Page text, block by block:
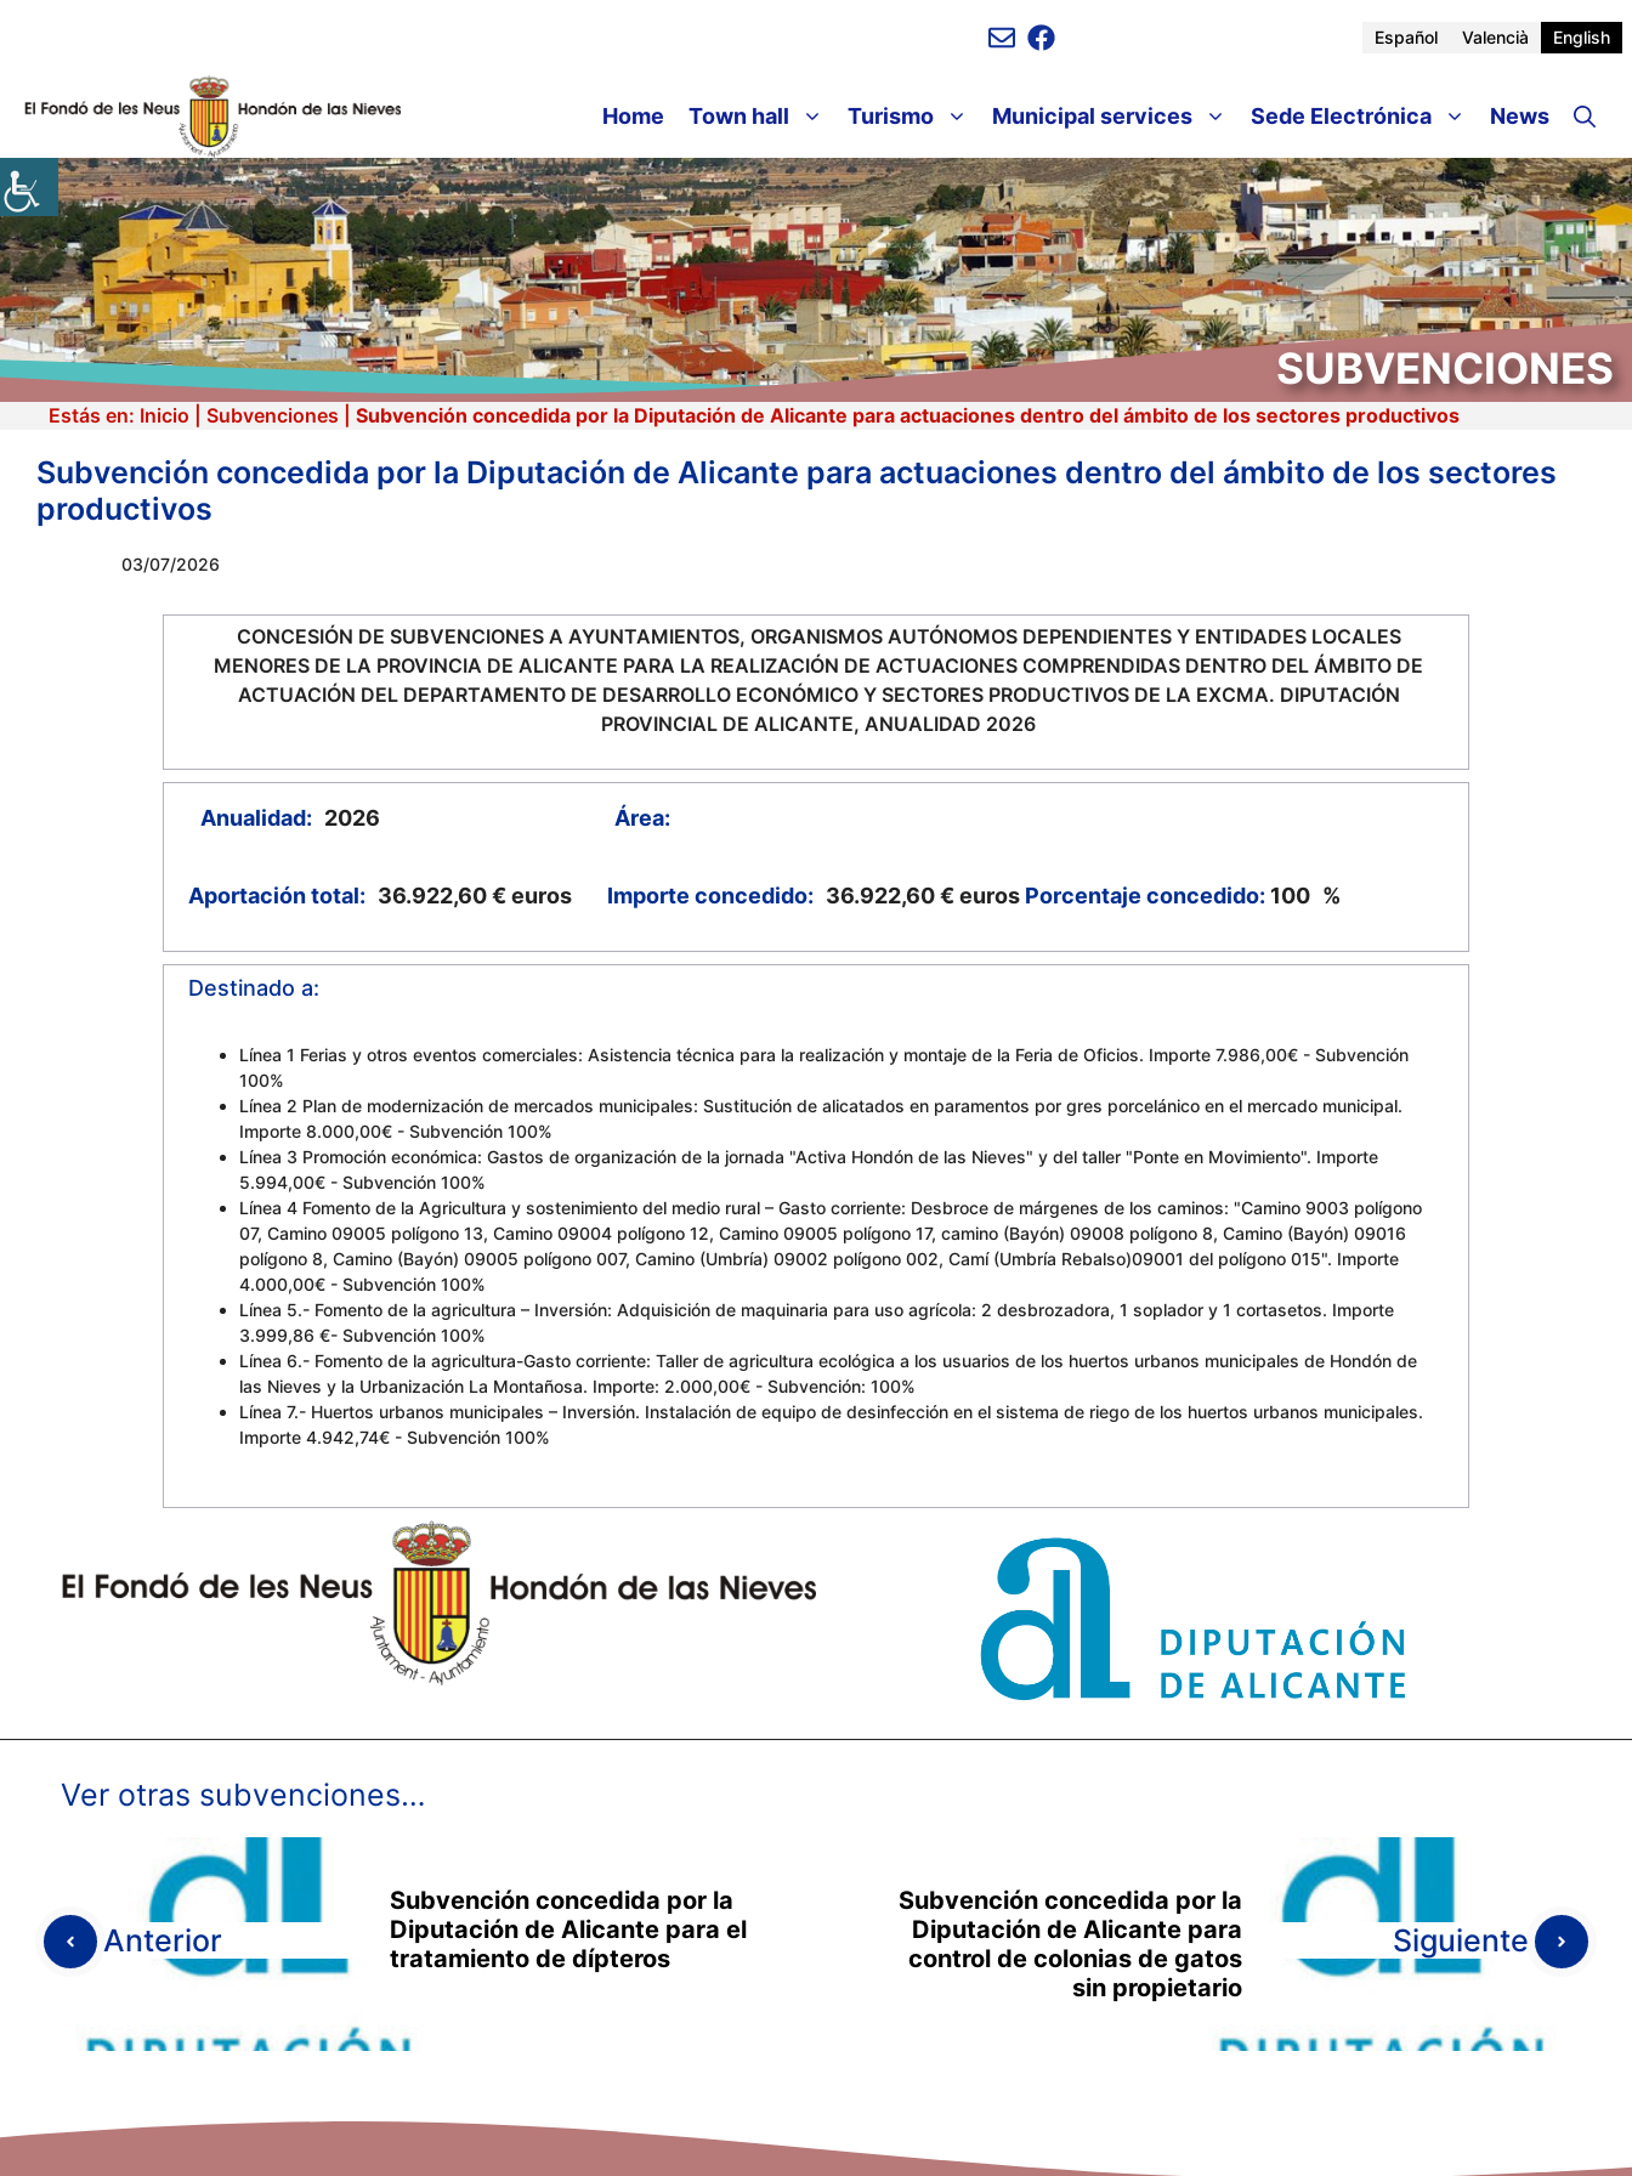
Español Valencià English
Home Town hall Turismo Municipal services Sede Electrónica News
SUBVENCIONES
Estás en: Inicio Subvenciones Subvención concedida por la Diputación de Alicante para actuaciones dentro del ámbito de los sectores productivos
Subvención concedida por la Diputación de Alicante para actuaciones dentro del ámbito de los sectores
productivos
03/07/2026
CONCESIÓN DE SUBVENCIONES A AYUNTAMIENTOS, ORGANISMOS AUTÓNOMOS DEPENDIENTES Y ENTIDADES LOCALES
MENORES DE LA PROVINCIA DE ALICANTE PARA LA REALIZACIÓN DE ACTUACIONES COMPRENDIDAS DENTRO DEL ÁMBITO DE
ACTUACIÓN DEL DEPARTAMENTO DE DESARROLLO ECONÓMICO Y SECTORES PRODUCTIVOS DE LA EXCMA. DIPUTACIÓN
PROVINCIAL DE ALICANTE, ANUALIDAD 2026
Anualidad: 2026 Área:
Aportación total: 36.922,60 € euros Importe concedido: 36.922,60 € euros Porcentaje concedido: 100 %
Destinado a:
Línea 1 Ferias y otros eventos comerciales: Asistencia técnica para la realización y montaje de la Feria de Oficios. Importe 7.986,00€ - Subvención
100%
Línea 2 Plan de modernización de mercados municipales: Sustitución de alicatados en paramentos por gres porcelánico en el mercado municipal.
Importe 8.000,00€ - Subvención 100%
Línea 3 Promoción económica: Gastos de organización de la jornada "Activa Hondón de las Nieves" y del taller "Ponte en Movimiento". Importe
5.994,00€ - Subvención 100%
Línea 4 Fomento de la Agricultura y sostenimiento del medio rural – Gasto corriente: Desbroce de márgenes de los caminos: "Camino 9003 polígono
07, Camino 09005 polígono 13, Camino 09004 polígono 12, Camino 09005 polígono 17, camino (Bayón) 09008 polígono 8, Camino (Bayón) 09016
polígono 8, Camino (Bayón) 09005 polígono 007, Camino (Umbría) 09002 polígono 002, Camí (Umbría Rebalso)09001 del polígono 015". Importe
4.000,00€ - Subvención 100%
Línea 5.- Fomento de la agricultura – Inversión: Adquisición de maquinaria para uso agrícola: 2 desbrozadora, 1 soplador y 1 cortasetos. Importe
3.999,86 €- Subvención 100%
Línea 6.- Fomento de la agricultura-Gasto corriente: Taller de agricultura ecológica a los usuarios de los huertos urbanos municipales de Hondón de
las Nieves y la Urbanización La Montañosa. Importe: 2.000,00€ - Subvención: 100%
Línea 7.- Huertos urbanos municipales – Inversión. Instalación de equipo de desinfección en el sistema de riego de los huertos urbanos municipales.
Importe 4.942,74€ - Subvención 100%
Ver otras subvenciones…
Anterior
Subvención concedida por la
Diputación de Alicante para el
tratamiento de dípteros
Subvención concedida por la
Diputación de Alicante para
control de colonias de gatos
sin propietario
Siguiente